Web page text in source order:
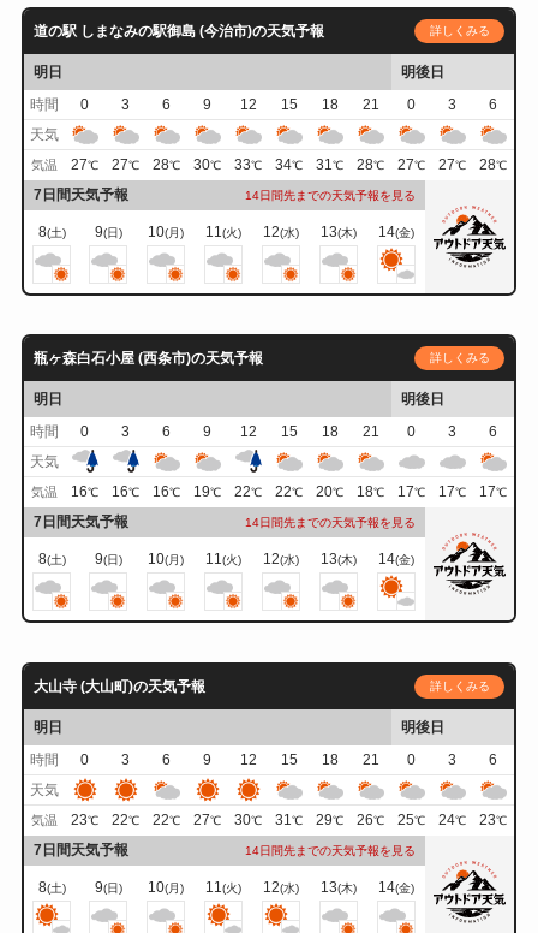
道の駅 しまなみの駅御島 (今治市)の天気予報 詳しくみる
明日
明後日
時間
0 3 6 9 12 15 18 21 0 3
6
天気
気温 27℃ 27℃ 28℃ 30℃ 33℃ 34℃ 31℃ 28℃ 27℃ 27℃ 28℃
7日間天気予報 14日間先までの天気予報を見る
8(土) 9(日) 10(月) 11(火) 12(水) 13(木) 14(金)
瓶ヶ森白石小屋 (西条市)の天気予報 詳しくみる
明日
明後日
時間
0 3 6 9 12 15 18 21 0 3
6
天気
気温 16℃ 16℃ 16℃ 19℃ 22℃ 22℃ 20℃ 18℃ 17℃ 17℃ 17℃
7日間天気予報 14日間先までの天気予報を見る
8(土) 9(日) 10(月) 11(火) 12(水) 13(木) 14(金)
大山寺 (大山町)の天気予報 詳しくみる
明日
明後日
時間
0 3 6 9 12 15 18 21 0 3
6
天気
気温 23℃ 22℃ 22℃ 27℃ 30℃ 31℃ 29℃ 26℃ 25℃ 24℃ 23℃
7日間天気予報 14日間先までの天気予報を見る
8(土) 9(日) 10(月) 11 (火) 12(水) 13(木) 14(金)